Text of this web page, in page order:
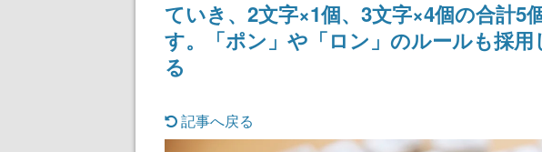
ていき、2文字×1個、3文字×4個の合計5
す。「ポン」や「ロン」のルールも採
る
記事へ戻る